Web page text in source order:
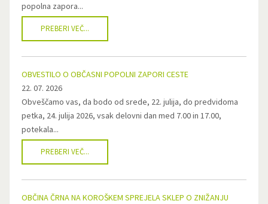
popolna zapora...
PREBERI VEČ...
OBVESTILO O OBČASNI POPOLNI ZAPORI CESTE
22. 07. 2026
Obveščamo vas, da bodo od srede, 22. julija, do predvidoma
petka, 24. julija 2026, vsak delovni dan med 7.00 in 17.00,
potekala...
PREBERI VEČ...
OBČINA ČRNA NA KOROŠKEM SPREJELA SKLEP O ZNIŽANJU